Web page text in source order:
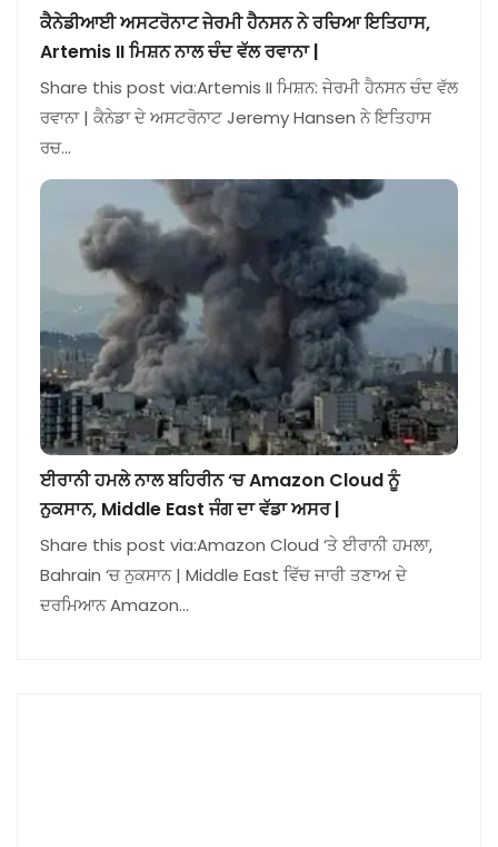
ਕੈਨੇਡੀਆਈ ਅਸਟਰੋਨਾਟ ਜੇਰਮੀ ਹੈਨਸਨ ਨੇ ਰਚਿਆ ਇਤਿਹਾਸ,
Artemis II ਮਿਸ਼ਨ ਨਾਲ ਚੰਦ ਵੱਲ ਰਵਾਨਾ |
Share this post via:Artemis II ਮਿਸ਼ਨ: ਜੇਰਮੀ ਹੈਨਸਨ ਚੰਦ ਵੱਲ
ਰਵਾਨਾ | ਕੈਨੇਡਾ ਦੇ ਅਸਟਰੋਨਾਟ Jeremy Hansen ਨੇ ਇਤਿਹਾਸ
ਰਚ…
ਈਰਾਨੀ ਹਮਲੇ ਨਾਲ ਬਹਿਰੀਨ ‘ਚ Amazon Cloud ਨੂੰ
ਨੁਕਸਾਨ, Middle East ਜੰਗ ਦਾ ਵੱਡਾ ਅਸਰ |
Share this post via:Amazon Cloud ‘ਤੇ ਈਰਾਨੀ ਹਮਲਾ,
Bahrain ‘ਚ ਨੁਕਸਾਨ | Middle East ਵਿੱਚ ਜਾਰੀ ਤਣਾਅ ਦੇ
ਦਰਮਿਆਨ Amazon…